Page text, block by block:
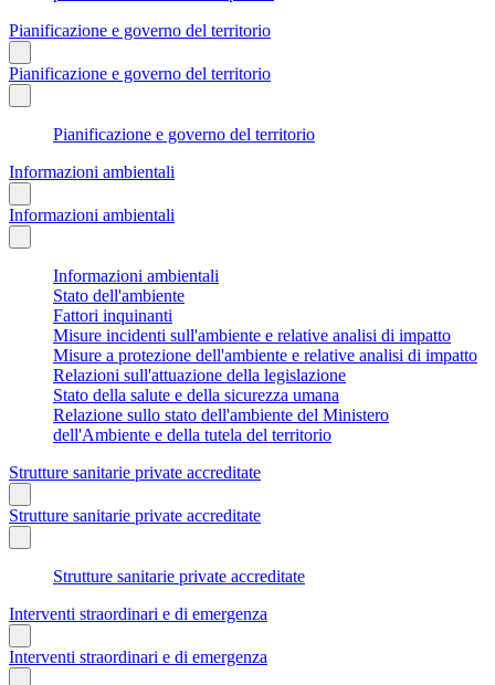
Pianificazione e governo del territorio
Pianificazione e governo del territorio
Pianificazione e governo del territorio
Informazioni ambientali
Informazioni ambientali
Informazioni ambientali
Stato dell'ambiente
Fattori inquinanti
Misure incidenti sull'ambiente e relative analisi di impatto
Misure a protezione dell'ambiente e relative analisi di impatto
Relazioni sull'attuazione della legislazione
Stato della salute e della sicurezza umana
Relazione sullo stato dell'ambiente del Ministero
dell'Ambiente e della tutela del territorio
Strutture sanitarie private accreditate
Strutture sanitarie private accreditate
Strutture sanitarie private accreditate
Interventi straordinari e di emergenza
Interventi straordinari e di emergenza